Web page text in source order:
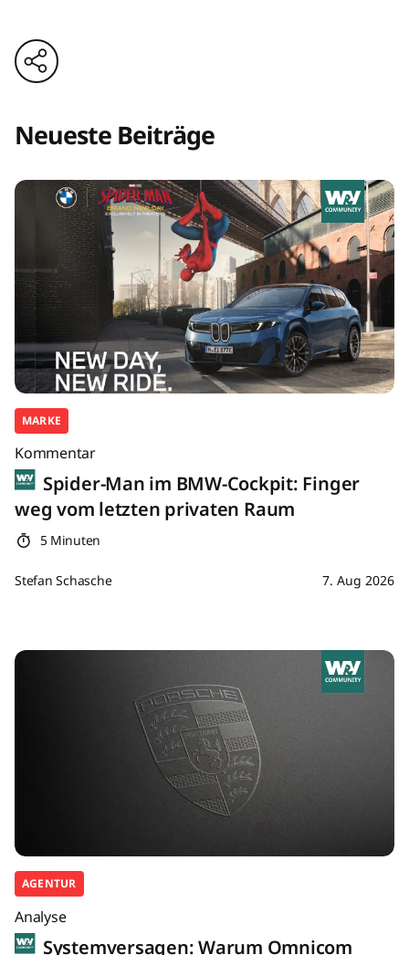
Neueste Beiträge
MARKE
Kommentar
Spider-Man im BMW-Cockpit: Finger
weg vom letzten privaten Raum
5 Minuten
Stefan Schasche 7. Aug 2026
AGENTUR
Analyse
Systemversagen: Warum Omnicom